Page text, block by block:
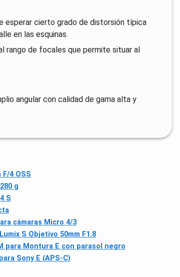
esperar cierto grado de distorsión típica
en las esquinas.
rango de focales que permite situar al
angular con calidad de gama alta y
4 OSS
g
S
cámaras Micro 4/3
S Objetivo 50mm F1.8
para Montura E con parasol negro
Sony E (APS-C)